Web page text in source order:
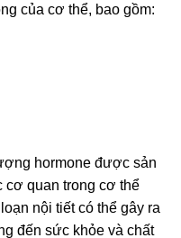
của cơ thể, bao gồm:
hormone được sản
cơ quan trong cơ thể
nội tiết có thể gây ra
đến sức khỏe và chất